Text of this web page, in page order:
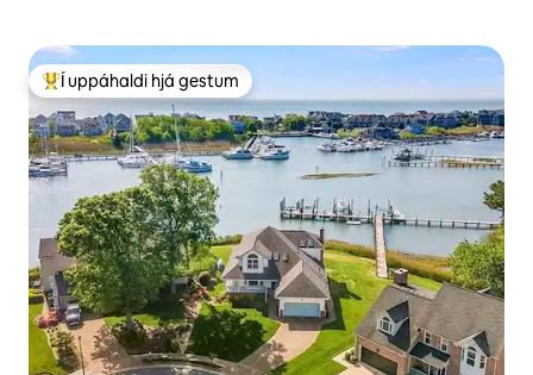
Í mestu uppáhaldi hjá gestum
Í uppáhaldi hjá gestum